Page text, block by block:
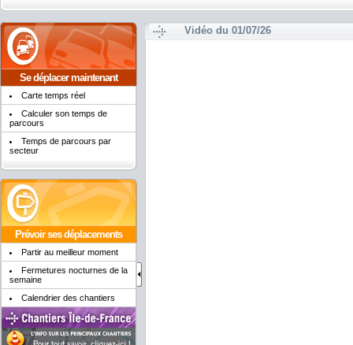
Se déplacer maintenant
Carte temps réel
Calculer son temps de
parcours
Temps de parcours par
secteur
Prévoir ses déplacements
Partir au meilleur moment
Fermetures nocturnes de la
semaine
Calendrier des chantiers
Vidéo du 01/07/26